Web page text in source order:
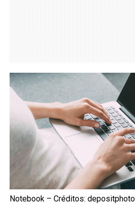
Notebook – Créditos: